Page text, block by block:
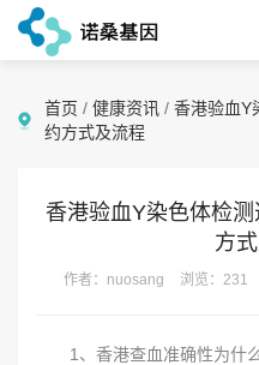
首页 / 健康资讯 / 香港验血Y
约方式及流程
香港验血Y染色体检
方
作者：nuosang 浏览：231
1、香港查血准确性为什么